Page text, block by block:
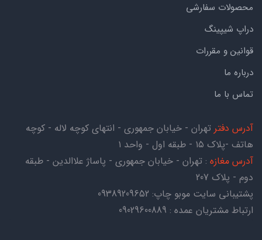
محصولات سفارشی
دراپ شیپینگ
قوانین و مقررات
درباره ما
تماس با ما
آدرس دفتر تهران - خیابان جمهوری - انتهای کوچه لاله - کوچه
هاتف -پلاک ۱۵ - طبقه اول - واحد ۱
آدرس مغازه : تهران - خیابان جمهوری - پاساژ علاالدین - طبقه
دوم - پلاک 207
پشتیبانی سایت موبو چاپ: 09389209652
ارتباط مشتریان عمده : 09029600889